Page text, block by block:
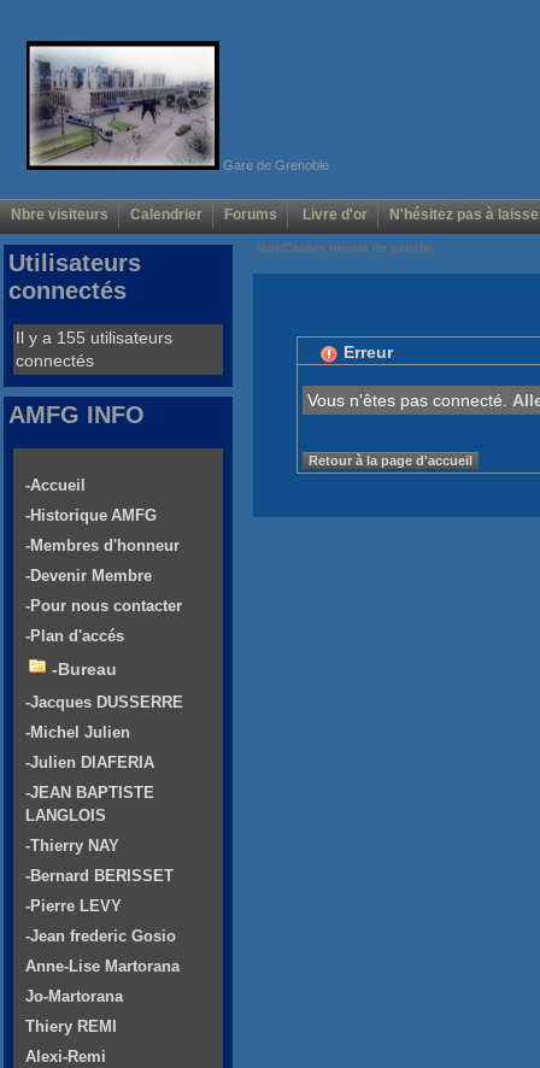
Gare de Grenoble
Nbre visiteurs Calendrier Forums Livre d'or N'hésitez pas à
Voir/Cacher menus de gauche
Erreur
Vous n'êtes pas connecté.
Retour à la page d'accueil
Utilisateurs
connectés
Il y a 155 utilisateurs
connectés
AMFG INFO
-Accueil
-Historique AMFG
-Membres d'honneur
-Devenir Membre
-Pour nous contacter
-Plan d'accés
-Bureau
-Jacques DUSSERRE
-Michel Julien
-Julien DIAFERIA
-JEAN BAPTISTE
LANGLOIS
-Thierry NAY
-Bernard BERISSET
-Pierre LEVY
-Jean frederic Gosio
Anne-Lise Martorana
Jo-Martorana
Thiery REMI
Alexi-Remi